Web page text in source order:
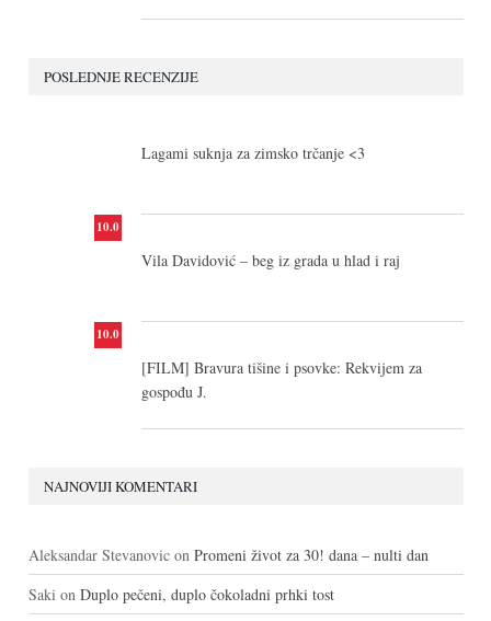
POSLEDNJE RECENZIJE
Lagami suknja za zimsko trčanje <3
10.0
Vila Davidović – beg iz grada u hlad i raj
10.0
[FILM] Bravura tišine i psovke: Rekvijem za
gospođu J.
NAJNOVIJI KOMENTARI
Aleksandar Stevanovic on Promeni život za 30! dana – nulti dan
Saki on Duplo pečeni, duplo čokoladni prhki tost